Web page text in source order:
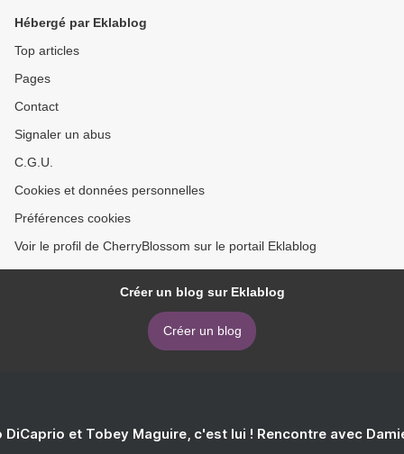
Hébergé par Eklablog
Top articles
Pages
Contact
Signaler un abus
C.G.U.
Cookies et données personnelles
Préférences cookies
Voir le profil de CherryBlossom sur le portail Eklablog
Créer un blog sur Eklablog
Créer un blog
DiCaprio et Tobey Maguire, c'est lui ! Rencontre avec